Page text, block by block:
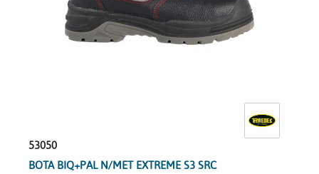
53050
BOTA BIQ+PAL N/MET EXTREME S3 SRC